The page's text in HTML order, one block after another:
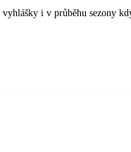
i v průběhu sezony